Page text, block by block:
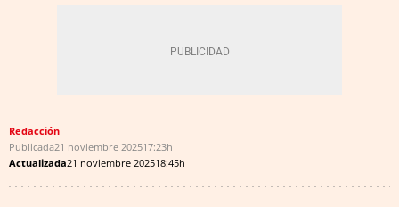
Redacción
Publicada21 noviembre 202517:23h
Actualizada21 noviembre 202518:45h